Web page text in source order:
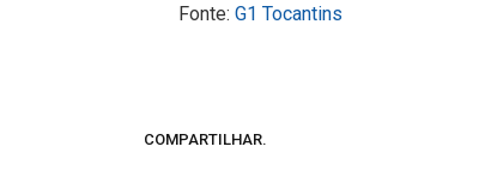
Fonte:G1 Tocantins
COMPARTILHAR.